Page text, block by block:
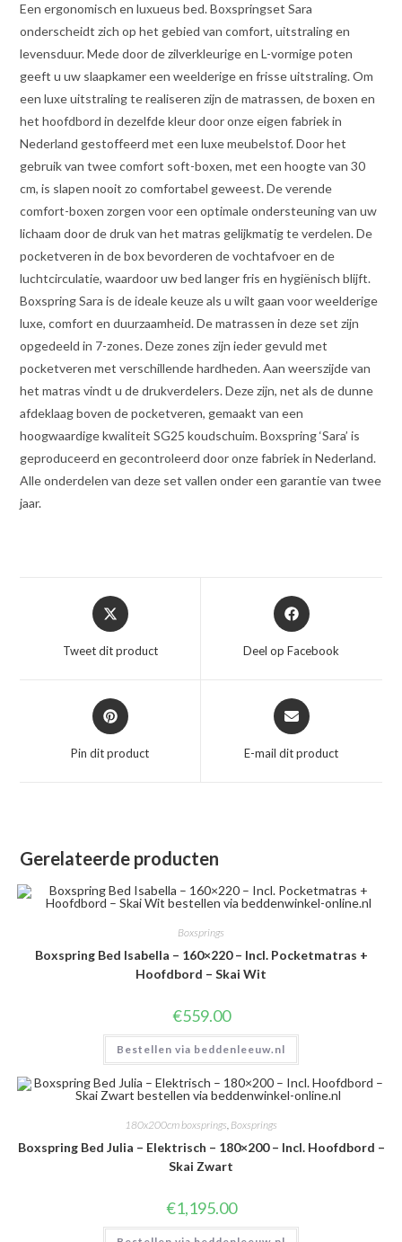
Een ergonomisch en luxueus bed. Boxspringset Sara
onderscheidt zich op het gebied van comfort, uitstraling en
levensduur. Mede door de zilverkleurige en L-vormige poten
geeft u uw slaapkamer een weelderige en frisse uitstraling. Om
een luxe uitstraling te realiseren zijn de matrassen, de boxen en
het hoofdbord in dezelfde kleur door onze eigen fabriek in
Nederland gestoffeerd met een luxe meubelstof. Door het
gebruik van twee comfort soft-boxen, met een hoogte van 30
cm, is slapen nooit zo comfortabel geweest. De verende
comfort-boxen zorgen voor een optimale ondersteuning van uw
lichaam door de druk van het matras gelijkmatig te verdelen. De
pocketveren in de box bevorderen de vochtafvoer en de
luchtcirculatie, waardoor uw bed langer fris en hygiënisch blijft.
Boxspring Sara is de ideale keuze als u wilt gaan voor weelderige
luxe, comfort en duurzaamheid. De matrassen in deze set zijn
opgedeeld in 7-zones. Deze zones zijn ieder gevuld met
pocketveren met verschillende hardheden. Aan weerszijde van
het matras vindt u de drukverdelers. Deze zijn, net als de dunne
afdeklaag boven de pocketveren, gemaakt van een
hoogwaardige kwaliteit SG25 koudschuim. Boxspring ‘Sara’ is
geproduceerd en gecontroleerd door onze fabriek in Nederland.
Alle onderdelen van deze set vallen onder een garantie van twee
jaar.
Opent
in
nieuw
Tweet dit product
Opent
in
nieuw
Deel op Facebook
Opent
in
nieuw
Pin dit product
Opent
in
nieuw
E-mail dit product
Gerelateerde producten
Boxsprings
Boxspring Bed Isabella – 160×220 – Incl. Pocketmatras +
Hoofdbord – Skai Wit
€559.00
Bestellen via beddenleeuw.nl
180x200cm boxsprings Boxsprings
Boxspring Bed Julia – Elektrisch – 180×200 – Incl. Hoofdbord –
Skai Zwart
€1,195.00